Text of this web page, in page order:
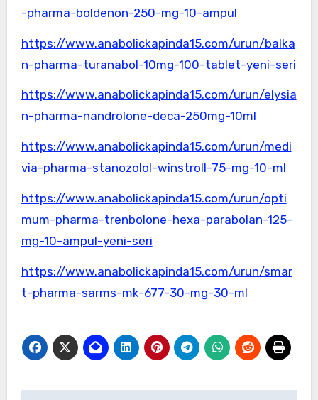
-pharma-boldenon-250-mg-10-ampul
https://www.anabolickapinda15.com/urun/balka
n-pharma-turanabol-10mg-100-tablet-yeni-seri
https://www.anabolickapinda15.com/urun/elysia
n-pharma-nandrolone-deca-250mg-10ml
https://www.anabolickapinda15.com/urun/medi
via-pharma-stanozolol-winstroll-75-mg-10-ml
https://www.anabolickapinda15.com/urun/opti
mum-pharma-trenbolone-hexa-parabolan-125-
mg-10-ampul-yeni-seri
https://www.anabolickapinda15.com/urun/smar
t-pharma-sarms-mk-677-30-mg-30-ml